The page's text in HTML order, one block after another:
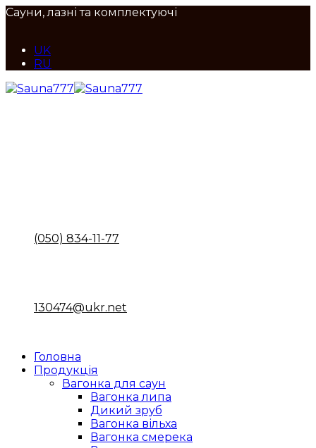
Сауни, лазні та комплектуючі
UK
RU
(050) 834-11-77
130474@ukr.net
Головна
Продукція
Вагонка для саун
Вагонка липа
Дикий зруб
Вагонка вільха
Вагонка смерека